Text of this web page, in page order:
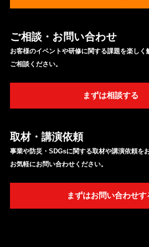
ご相談・お問い合わせ
お客様のイベントや研修に関する課題を楽しく
ご相談ください。
まずは相談する
取材・講演依頼
事業や防災・SDGsに関する取材や講演依頼を
お気軽にお問い合わせください。
まずはお問い合わせす